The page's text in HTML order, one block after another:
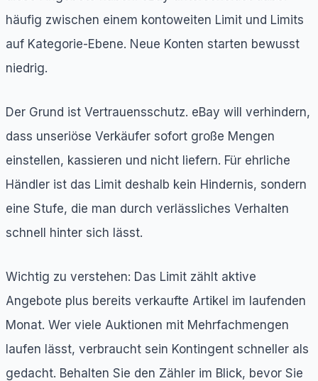
häufig zwischen einem kontoweiten Limit und Limits
auf Kategorie-Ebene. Neue Konten starten bewusst
niedrig.
Der Grund ist Vertrauensschutz. eBay will verhindern,
dass unseriöse Verkäufer sofort große Mengen
einstellen, kassieren und nicht liefern. Für ehrliche
Händler ist das Limit deshalb kein Hindernis, sondern
eine Stufe, die man durch verlässliches Verhalten
schnell hinter sich lässt.
Wichtig zu verstehen: Das Limit zählt aktive
Angebote plus bereits verkaufte Artikel im laufenden
Monat. Wer viele Auktionen mit Mehrfachmengen
laufen lässt, verbraucht sein Kontingent schneller als
gedacht. Behalten Sie den Zähler im Blick, bevor Sie